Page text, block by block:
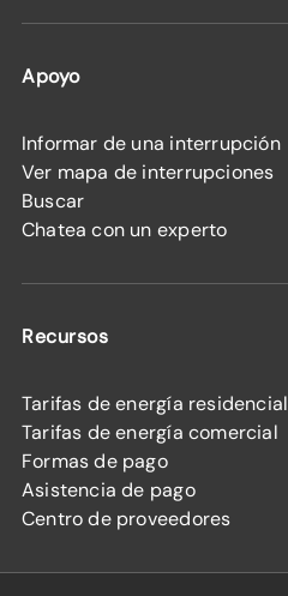
Apoyo
Informar de una interrupción
Ver mapa de interrupciones
Buscar
Chatea con un experto
Recursos
Tarifas de energía residencial
Tarifas de energía comercial
Formas de pago
Asistencia de pago
Centro de proveedores